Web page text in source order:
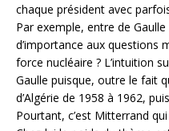
chaque président avec
Par exemple, entre de
d’importance aux questions
force nucléaire ? L’intuition
Gaulle puisque, outre le fait
d’Algérie de 1958 à 1962,
Pourtant, c’est Mitterrand